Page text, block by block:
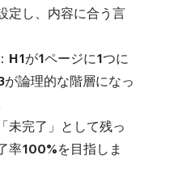
定し、内容に合う言
H1が1ページに1つに
論理的な階層になっ
未完了」として残っ
率100%を目指しま